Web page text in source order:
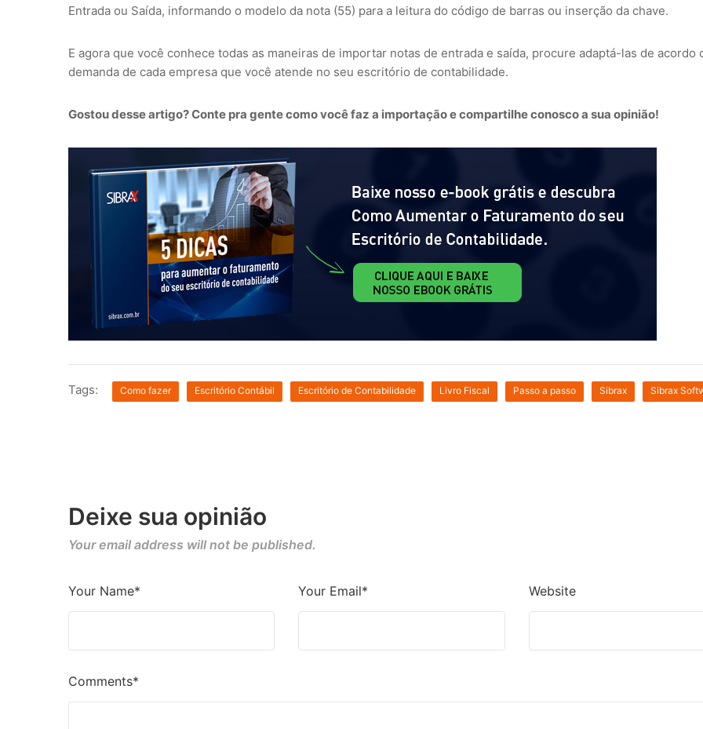
Entrada ou Saída, informando o modelo da nota (55) para a leitura do código de barras ou inserção da chave.
E agora que você conhece todas as maneiras de importar notas de entrada e saída, procure adaptá-las de acordo
demanda de cada empresa que você atende no seu escritório de contabilidade.
Gostou desse artigo? Conte pra gente como você faz a importação e compartilhe conosco a sua opinião!
Tags: Como fazer Escritório Contábil Escritório de Contabilidade Livro Fiscal Passo a passo Sibrax Sibrax
Deixe sua opinião
Your email address will not be published.
Comments*
Your Name* Your Email* Website